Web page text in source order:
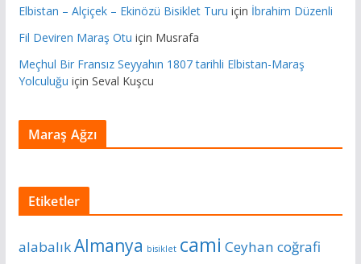
Elbistan – Alçiçek – Ekinözü Bisiklet Turu için İbrahim Düzenli
Fil Deviren Maraş Otu için Musrafa
Meçhul Bir Fransız Seyyahın 1807 tarihli Elbistan-Maraş
Yolculuğu için Seval Kuşcu
Maraş Ağzı
Etiketler
alabalıkAlmanya bisiklet cami Ceyhan coğrafi